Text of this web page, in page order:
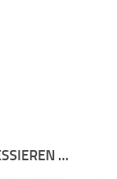
…